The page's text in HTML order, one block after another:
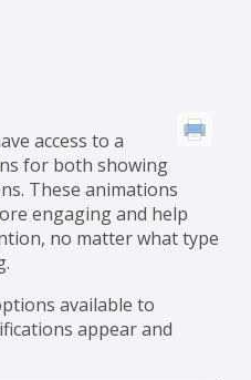
access to a
for both showing
These animations
engaging and help
no matter what type
available to
appear and